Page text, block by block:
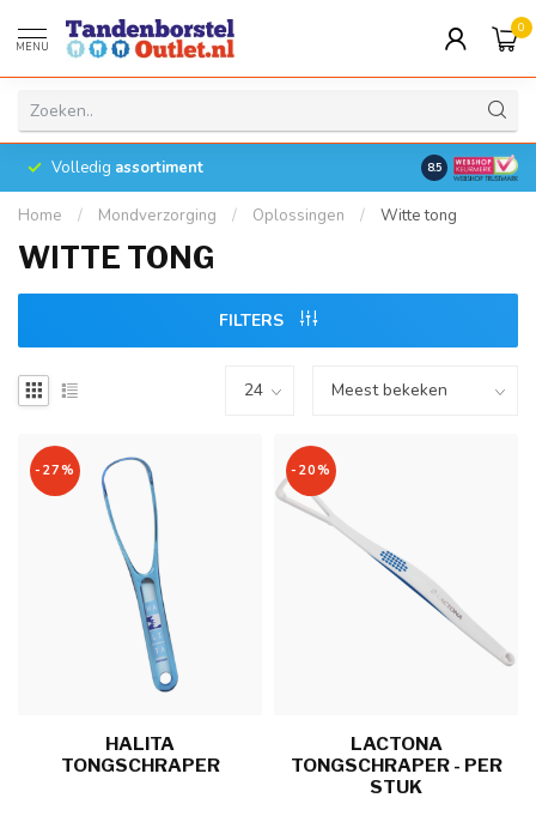
MENU
0
Volledig assortiment 8.5
Home / Mondverzorging / Oplossingen / Witte tong
WITTE TONG
FILTERS
-27%
HALITA
TONGSCHRAPER
-20%
LACTONA
TONGSCHRAPER - PER
STUK